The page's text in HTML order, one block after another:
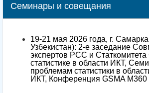
Семинары и совещания
19-21 мая 2026 года, г.
Узбекистан): 2-е заседание
экспертов РСС и
статистике в области ИКТ,
проблемам статистики в
ИКТ, Конференция GSMA